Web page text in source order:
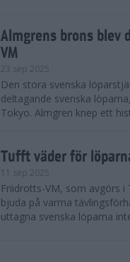
Almgrens brons blev
VM
23 sep 2025
Den stora svenska
deltagande svenska
Tokyo. Almgren knep ett
Tufft väder för
11 sep 2025
Friidrotts-VM, som avgörs
bjuda på varma
uttagna svenska löparna